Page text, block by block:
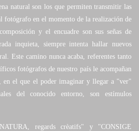
natural son los que permiten transmitir las
fotógrafo en el momento de la realización de
y el encuadre son sus señas de
inquieta, siempre intenta hallar nuevos
Este camino nunca acaba, referentes tanto
fotógrafos de nuestro país le acompañan
en el que el poder imaginar y llegar a "ver"
del conocido entorno, son estímulos
regards crèatifs" y "CONSIGE